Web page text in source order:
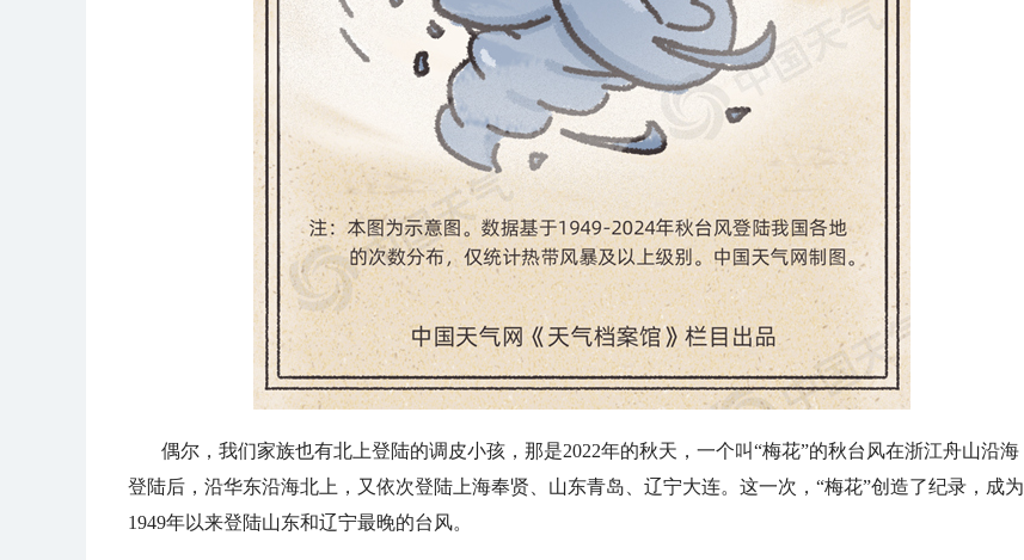
偶尔，我们家族也有北上登陆的调皮小孩，那是2022年的秋天，一个叫“梅花”的秋台风在浙江舟山沿海
登陆后，沿华东沿海北上，又依次登陆上海奉贤、山东青岛、辽宁大连。这一次，“梅花”创造了纪录，成为
1949年以来登陆山东和辽宁最晚的台风。